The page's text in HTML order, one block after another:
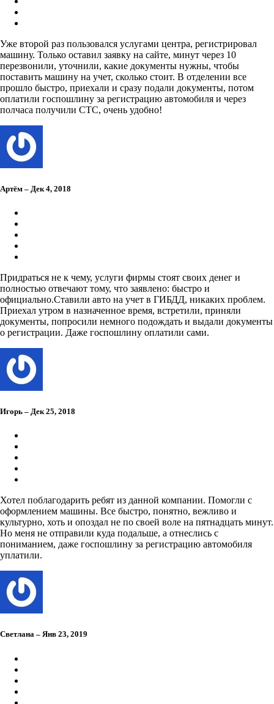
Уже второй раз пользовался услугами центра, регистрировал
машину. Только оставил заявку на сайте, минут через 10
перезвонили, уточнили, какие документы нужны, чтобы
поставить машину на учет, сколько стоит. В отделении все
прошло быстро, приехали и сразу подали документы, потом
оплатили госпошлину за регистрацию автомобиля и через
полчаса получили СТС, очень удобно!
Артём – Дек 4, 2018
Придраться не к чему, услуги фирмы стоят своих денег и
полностью отвечают тому, что заявлено: быстро и
официально.Ставили авто на учет в ГИБДД, никаких проблем.
Приехал утром в назначенное время, встретили, приняли
документы, попросили немного подождать и выдали документы
о регистрации. Даже госпошлину оплатили сами.
Игорь – Дек 25, 2018
Хотел поблагодарить ребят из данной компании. Помогли с
оформлением машины. Все быстро, понятно, вежливо и
культурно, хоть и опоздал не по своей воле на пятнадцать минут.
Но меня не отправили куда подальше, а отнеслись с
пониманием, даже госпошлину за регистрацию автомобиля
уплатили.
Светлана – Янв 23, 2019